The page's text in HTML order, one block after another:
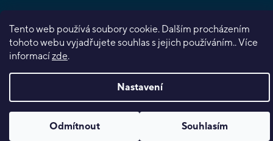
Tento web používá soubory cookie. Dalším procházením
tohoto webu vyjadřujete souhlas s jejich používáním.. Více
informacízde.
Nastavení
Odmítnout Souhlasím
Vytvořil Shoptet Premium
Copyright 2026Planeta her. Všechna práva vyhrazena.